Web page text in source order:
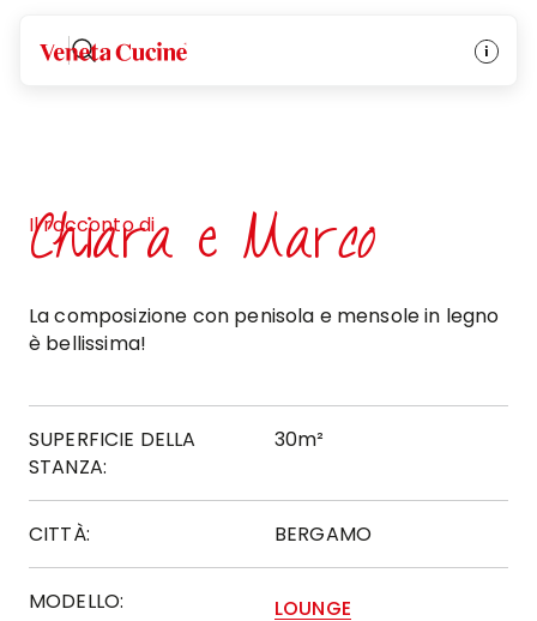
Veneta Cucine
Il racconto di
Chiara e Marco
La composizione con penisola e mensole in legno
è bellissima!
SUPERFICIE DELLA
STANZA:
30m²
CITTÀ: BERGAMO
MODELLO: LOUNGE